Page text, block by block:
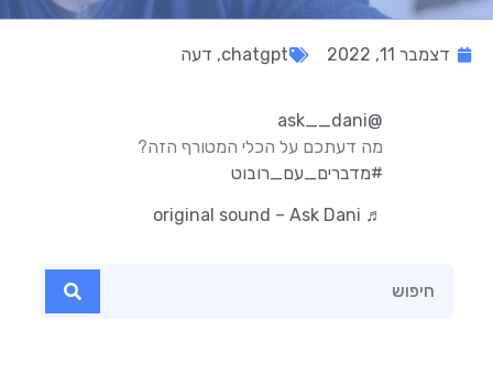
דצמבר 11, 2022 chatgpt
, דעה
@ask__dani
מה דעתכם על הכלי המטורף הזה?
#מדברים_עם_רובוט
♬ original sound – Ask Dani